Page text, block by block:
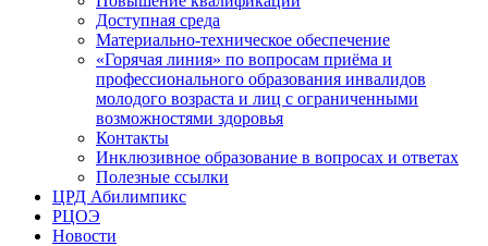
Доступная среда
Материально-техническое обеспечение
«Горячая линия» по вопросам приёма и
профессионального образования инвалидов
молодого возраста и лиц с ограниченными
возможностями здоровья
Контакты
Инклюзивное образование в вопросах и ответах
Полезные ссылки
ЦРД Абилимпикс
РЦОЭ
Новости